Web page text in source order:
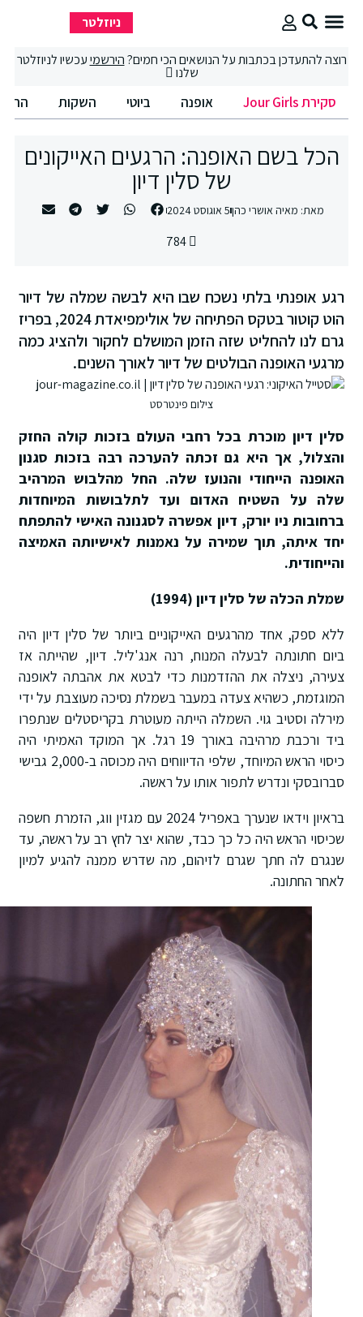
ניוזלטר
רוצה להתעדכן בכתבות על הנושאים הכי חמים?הירשמיעכשיו לניוזלטר
שלנו
סקירת Jour Girls אופנה ביוטי השקות החיים
הכל בשם האופנה: הרגעים האייקונים
של סלין דיון
מאת:מאיה אושרי כהן5 אוגוסט 2024
רגע אופנתי בלתי נשכח שבו היא לבשה שמלה של דיור
הוט קוטור בטקס הפתיחה של אולימפיאדת 2024, בפריז
גרם לנו להחליט שזה הזמן המושלם לחקור ולהציג כמה
מרגעי האופנה הבולטים של דיור לאורך השנים.
צילום פינטרסט
סלין דיון מוכרת בכל רחבי העולם בזכות קולה החזק
והצלול, אך היא גם זכתה להערכה רבה בזכות סגנון
האופנה הייחודי והנועז שלה. החל מהלבוש המרהיב
שלה על השטיח האדום ועד לתלבושות המיוחדות
ברחובות ניו יורק, דיון אפשרה לסגנונה האישי להתפתח
יחד איתה, תוך שמירה על נאמנות לאישיותה האמיצה
והייחודית.
שמלת הכלה של סלין דיון (1994)
ללא ספק, אחד מהרגעים האייקוניים ביותר של סלין דיון היה
ביום חתונתה לבעלה המנוח, רנה אנג'ליל. דיון, שהייתה אז
צעירה, ניצלה את ההזדמנות כדי לבטא את אהבתה לאופנה
המוגזמת, כשהיא צעדה במעבר בשמלת נסיכה מעוצבת על ידי
מירלה וסטיב גוי. השמלה הייתה מעוטרת בקריסטלים שנתפרו
ביד ורכבת מרהיבה באורך 19 רגל. אך המוקד האמיתי היה
כיסוי הראש המיוחד, שלפי הדיווחים היה מכוסה ב-2,000 גבישי
סברובסקי ונדרש לתפור אותו על ראשה.
בראיון וידאו שנערך באפריל 2024 עם מגזין ווג, הזמרת חשפה
שכיסוי הראש היה כל כך כבד, שהוא יצר לחץ רב על ראשה, עד
שנגרם לה חתך שגרם לזיהום, מה שדרש ממנה להגיע למיון
לאחר החתונה.